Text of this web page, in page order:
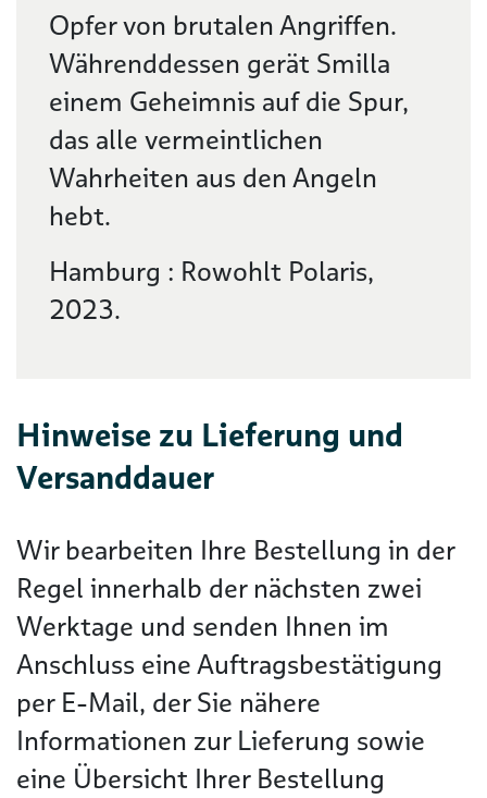
Opfer von brutalen Angriffen.
Währenddessen gerät Smilla
einem Geheimnis auf die Spur,
das alle vermeintlichen
Wahrheiten aus den Angeln
hebt.
Hamburg : Rowohlt Polaris,
2023.
Hinweise zu Lieferung und
Versanddauer
Wir bearbeiten Ihre Bestellung in der
Regel innerhalb der nächsten zwei
Werktage und senden Ihnen im
Anschluss eine Auftragsbestätigung
per E-Mail, der Sie nähere
Informationen zur Lieferung sowie
eine Übersicht Ihrer Bestellung